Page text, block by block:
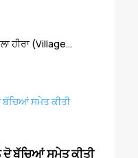
ਹੀਰਾ (Village...
ਦੋ ਬੱਚਿਆਂ ਸਮੇਤ ਕੀਤੀ